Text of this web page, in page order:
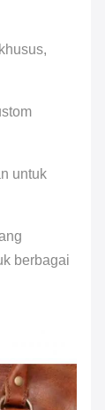
untuk
berbagai